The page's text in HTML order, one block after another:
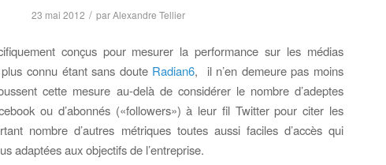
23 mai 2012 / parAlexandre Tellier
conçus pour mesurer la performance sur les médias
connu étant sans doute Radian6, il n’en demeure pas moins
cette mesure au-delà de considérer le nombre d’adeptes
ou d’abonnés («followers») à leur fil Twitter pour citer les
nombre d’autres métriques toutes aussi faciles d’accès qui
adaptées aux objectifs de l’entreprise.